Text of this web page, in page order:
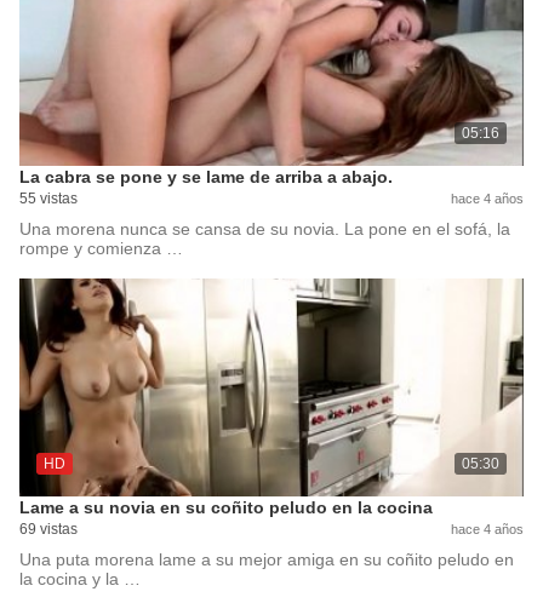
05:16
La cabra se pone y se lame de arriba a abajo.
55 vistas hace 4 años
Una morena nunca se cansa de su novia. La pone en el sofá, la
rompe y comienza …
HD 05:30
Lame a su novia en su coñito peludo en la cocina
69 vistas hace 4 años
Una puta morena lame a su mejor amiga en su coñito peludo en
la cocina y la …